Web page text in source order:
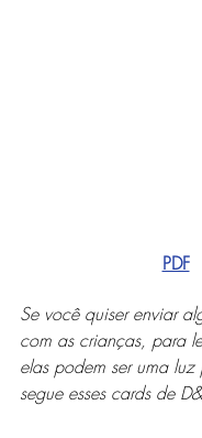
PDF
Se você quiser enviar
com as crianças, para
elas podem ser uma
segue esses cards de